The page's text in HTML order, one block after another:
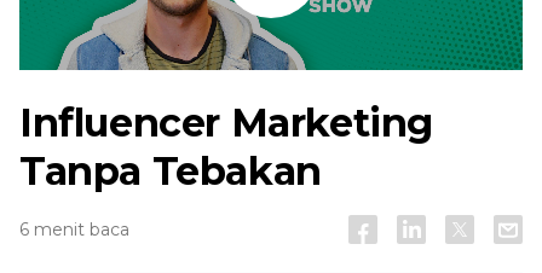
Mendengarkan
Influencer Marketing
Tanpa Tebakan
6 menit baca